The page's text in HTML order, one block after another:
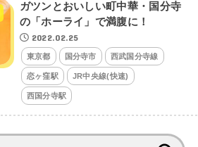
ガツンとおいしい町中華・国分寺
の「ホーライ」で満腹に！
2022.02.25
東京都 国分寺市 西武国分寺線
恋ヶ窪駅 JR中央線(快速)
西国分寺駅